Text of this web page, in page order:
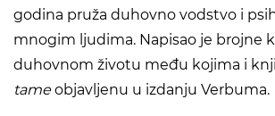
godina pruža duhovno vodstvo i
mnogim ljudima. Napisao je brojne
duhovnom životu među kojima i
tameobjavljenu u izdanju Verbuma.